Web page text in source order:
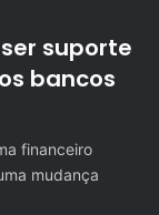
suporte
bancos
financeiro
mudança